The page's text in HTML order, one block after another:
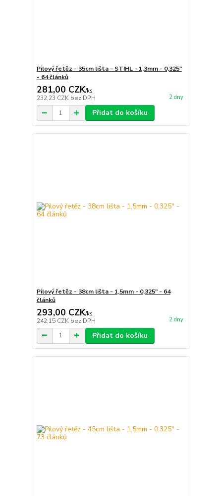
Pilový řetěz - 35cm lišta - STIHL - 1,3mm - 0,325"
- 64 článků
281,00 CZK/ks
232,23 CZK bez DPH 2 dny
Přidat do košíku
Pilový řetěz - 38cm lišta - 1,5mm - 0,325" - 64
článků
293,00 CZK/ks
242,15 CZK bez DPH 2 dny
Přidat do košíku